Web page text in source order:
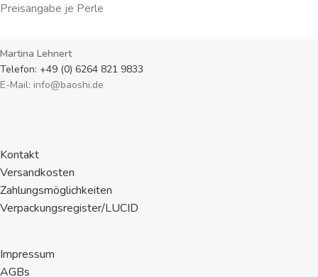
Preisangabe je Perle
Martina Lehnert
Telefon: +49 (0) 6264 821 9833
E-Mail: info@baoshi.de
Kontakt
Versandkosten
Zahlungsmöglichkeiten
Verpackungsregister/LUCID
Impressum
AGBs